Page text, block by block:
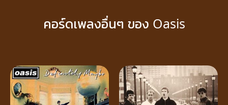
คอร์ดเพลงอื่นๆ ของ Oasis